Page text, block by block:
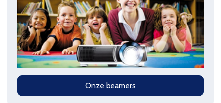
Onze beamers